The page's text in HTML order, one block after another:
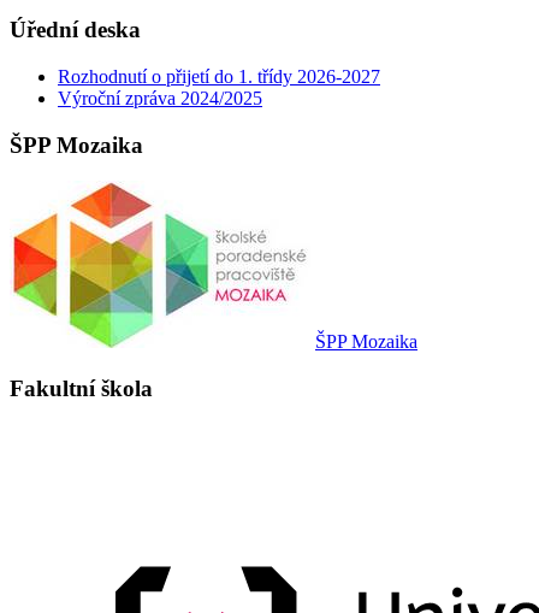
Úřední deska
Rozhodnutí o přijetí do 1. třídy 2026-2027
Výroční zpráva 2024/2025
ŠPP Mozaika
ŠPP Mozaika
Fakultní škola